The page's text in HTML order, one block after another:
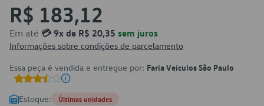
R$ 183,12
Em até 💳 9x de R$ 20,35 sem juros
Informações sobre condições de parcelamento
Essa peça é vendida e entregue por: Faria Veículos São Paulo
Estoque: Últimas unidades